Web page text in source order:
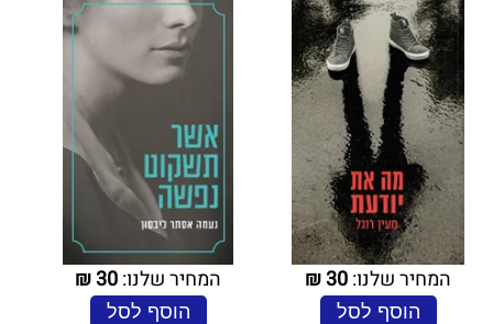
המחיר שלנו:30
₪
הוסף לסל
המחיר שלנו:30
₪
הוסף לסל